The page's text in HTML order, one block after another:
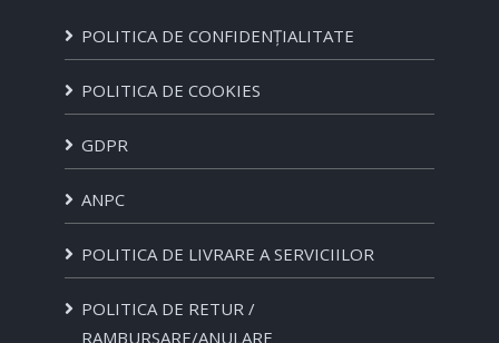
POLITICA DE CONFIDENȚIALITATE
POLITICA DE COOKIES
GDPR
ANPC
POLITICA DE LIVRARE A SERVICIILOR
POLITICA DE RETUR /
RAMBURSARE/ANULARE